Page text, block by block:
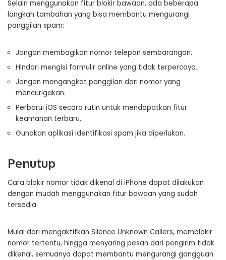
Selain menggunakan fitur blokir bawaan, ada beberapa
langkah tambahan yang bisa membantu mengurangi
panggilan spam:
Jangan membagikan nomor telepon sembarangan.
Hindari mengisi formulir online yang tidak terpercaya.
Jangan mengangkat panggilan dari nomor yang
mencurigakan.
Perbarui iOS secara rutin untuk mendapatkan fitur
keamanan terbaru.
Gunakan aplikasi identifikasi spam jika diperlukan.
Penutup
Cara blokir nomor tidak dikenal di iPhone dapat dilakukan
dengan mudah menggunakan fitur bawaan yang sudah
tersedia.
Mulai dari mengaktifkan Silence Unknown Callers, memblokir
nomor tertentu, hingga menyaring pesan dari pengirim tidak
dikenal, semuanya dapat membantu mengurangi gangguan